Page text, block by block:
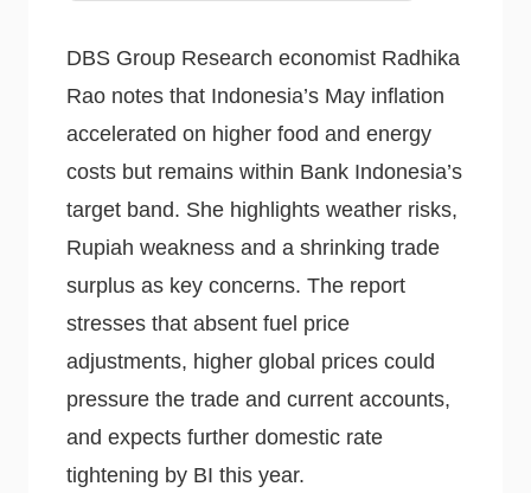
DBS Group Research economist Radhika
Rao notes that Indonesia’s May inflation
accelerated on higher food and energy
costs but remains within Bank Indonesia’s
target band. She highlights weather risks,
Rupiah weakness and a shrinking trade
surplus as key concerns. The report
stresses that absent fuel price
adjustments, higher global prices could
pressure the trade and current accounts,
and expects further domestic rate
tightening by BI this year.